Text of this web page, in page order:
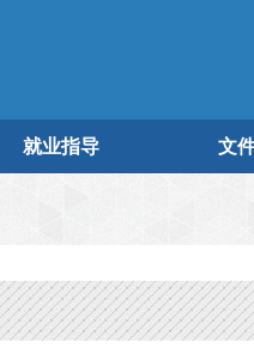
就业指导 文